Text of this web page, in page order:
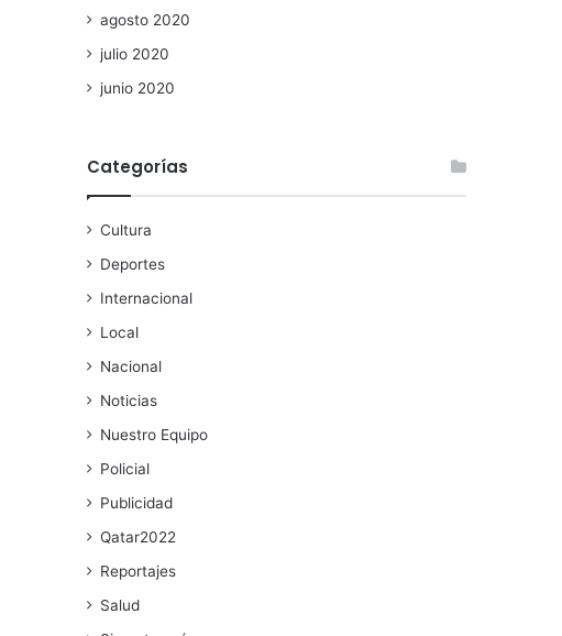
agosto 2020
julio 2020
junio 2020
Categorías
Cultura
Deportes
Internacional
Local
Nacional
Noticias
Nuestro Equipo
Policial
Publicidad
Qatar2022
Reportajes
Salud